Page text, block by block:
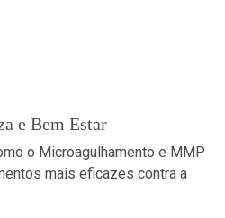
e Bem Estar
o Microagulhamento e MMP
mais eficazes contra a